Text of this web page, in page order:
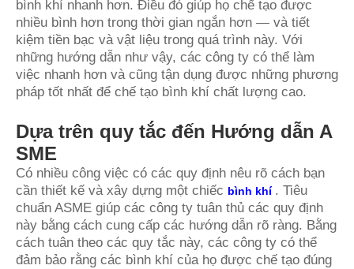
bình khí nhanh hơn. Điều đó giúp họ chế tạo được
nhiều bình hơn trong thời gian ngắn hơn — và tiết
kiệm tiền bạc và vật liệu trong quá trình này. Với
những hướng dẫn như vậy, các công ty có thể làm
việc nhanh hơn và cũng tận dụng được những phương
pháp tốt nhất để chế tạo bình khí chất lượng cao.
Dựa trên quy tắc đến Hướng dẫn A
SME
Có nhiều công việc có các quy định nêu rõ cách bạn
cần thiết kế và xây dựng một chiếc bình khí . Tiêu
chuẩn ASME giúp các công ty tuân thủ các quy định
này bằng cách cung cấp các hướng dẫn rõ ràng. Bằng
cách tuân theo các quy tắc này, các công ty có thể
đảm bảo rằng các bình khí của họ được chế tạo đúng